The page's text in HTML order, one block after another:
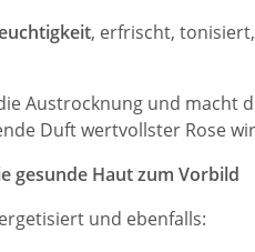
, erfrischt,
Austrocknung und macht
Duft wertvollster Rose
gesunde Haut zum Vorbild
und ebenfalls: